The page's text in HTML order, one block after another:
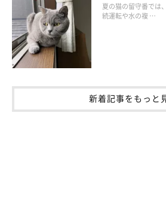
ハチワレ猫がおすまし
夏の猫の留守番では
続運転や水の複 …
新着記事をもっと